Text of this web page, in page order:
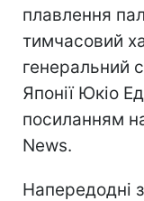
плавлення
тимчасовий
генеральний
Японії Юкіо
посиланням
News.
Напередодні